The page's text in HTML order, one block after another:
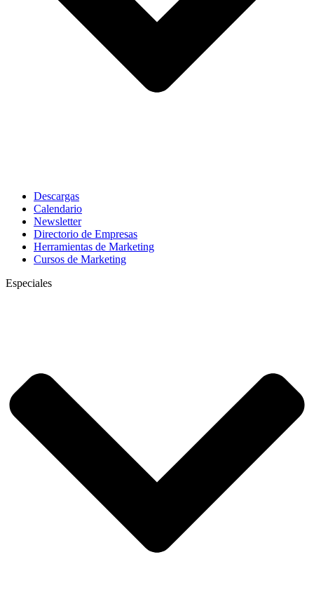
Descargas
Calendario
Newsletter
Directorio de Empresas
Herramientas de Marketing
Cursos de Marketing
Especiales